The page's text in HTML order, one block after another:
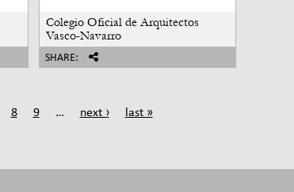
Colegio Oficial de Arquitectos
Vasco-Navarro
SHARE:
8 9 … next › last »